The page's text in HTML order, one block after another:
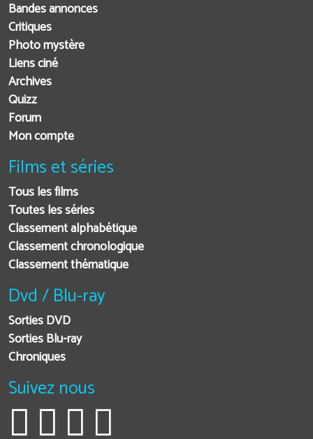
Bandes annonces
Critiques
Photo mystère
Liens ciné
Archives
Quizz
Forum
Mon compte
Films et séries
Tous les films
Toutes les séries
Classement alphabétique
Classement chronologique
Classement thématique
Dvd / Blu-ray
Sorties DVD
Sorties Blu-ray
Chroniques
Suivez nous